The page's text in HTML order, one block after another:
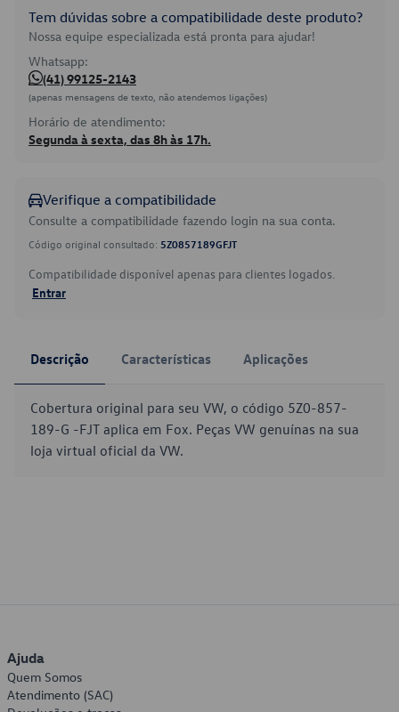
Tem dúvidas sobre a compatibilidade deste produto?
Nossa equipe especializada está pronta para ajudar!
Whatsapp:
(41) 99125-2143
(apenas mensagens de texto, não atendemos ligações)
Horário de atendimento:
Segunda à sexta, das 8h às 17h.
Verifique a compatibilidade
Consulte a compatibilidade fazendo login na sua conta.
Código original consultado: 5Z0857189GFJT
Compatibilidade disponível apenas para clientes logados.
Entrar
Descrição Características Aplicações
Cobertura original para seu VW, o código 5Z0-857-
189-G -FJT aplica em Fox. Peças VW genuínas na sua
loja virtual oficial da VW.
Ajuda
Quem Somos
Atendimento (SAC)